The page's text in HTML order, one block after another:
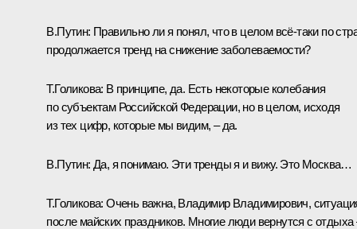
В.Путин: Правильно ли я понял, что в целом всё-таки по
продолжается тренд на снижение заболеваемости?
Т.Голикова: В принципе, да. Есть некоторые колебания
по субъектам Российской Федерации, но в целом, исходя
из тех цифр, которые мы видим, – да.
В.Путин: Да, я понимаю. Эти тренды я и вижу. Это Москва…
Т.Голикова: Очень важна, Владимир Владимирович,
после майских праздников. Многие люди вернутся с отдыха